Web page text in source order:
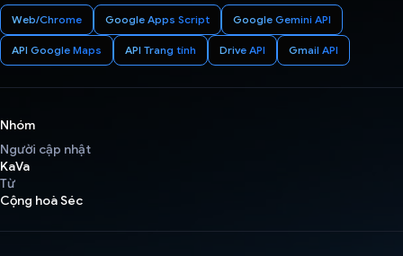
Web/Chrome Google Apps Script Google Gemini API
API Google Maps API Trang tính Drive API Gmail API
Nhóm
Người cập nhật
KaVa
Từ
Cộng hoà Séc